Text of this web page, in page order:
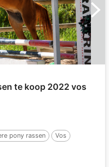
te koop 2022 vos
pony rassen
Vos